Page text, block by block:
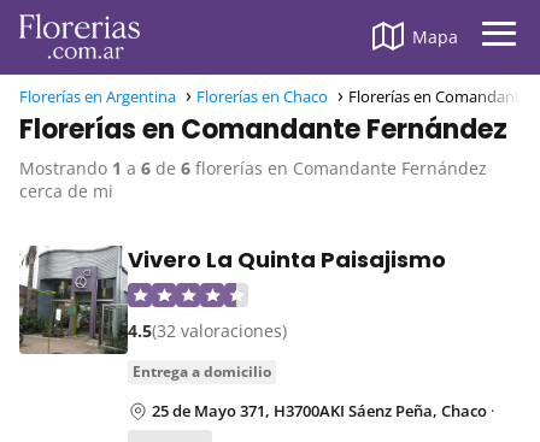
Mapa
Florerías en Argentina Florerías en Chaco Florerías en Comandante
Florerías en Comandante Fernández
Mostrando 1 a 6 de 6 florerías en Comandante Fernández
cerca de mi
Vivero La Quinta Paisajismo
4.5(32 valoraciones)
entrega a domicilio
25 de Mayo 371, H3700AKI Sáenz Peña, Chaco ·